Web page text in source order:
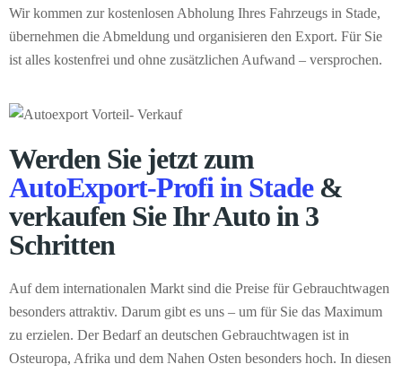
Wir kommen zur kostenlosen Abholung Ihres Fahrzeugs in Stade,
übernehmen die Abmeldung und organisieren den Export. Für Sie
ist alles kostenfrei und ohne zusätzlichen Aufwand – versprochen.
Werden Sie jetzt zum
AutoExport-Profi in Stade&
verkaufen Sie Ihr Auto in 3
Schritten
Auf dem internationalen Markt sind die Preise für Gebrauchtwagen
besonders attraktiv. Darum gibt es uns – um für Sie das Maximum
zu erzielen. Der Bedarf an deutschen Gebrauchtwagen ist in
Osteuropa, Afrika und dem Nahen Osten besonders hoch. In diesen